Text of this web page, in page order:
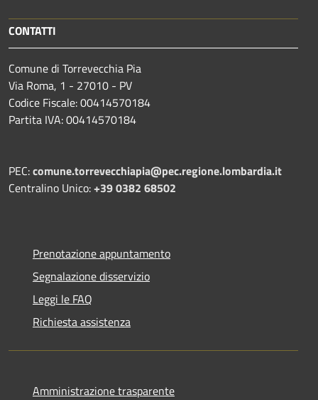
CONTATTI
Comune di Torrevecchia Pia
Via Roma, 1 - 27010 - PV
Codice Fiscale: 00414570184
Partita IVA: 00414570184
PEC:comune.torrevecchiapia@pec.regione.lombardia.it
Centralino Unico:+39 0382 68502
Prenotazione appuntamento
Segnalazione disservizio
Leggi le FAQ
Richiesta assistenza
Amministrazione trasparente